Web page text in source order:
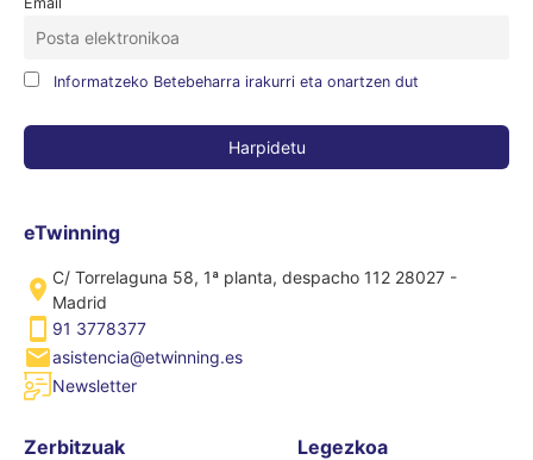
Informatzeko Betebeharra irakurri eta onartzen dut
eTwinning
C/ Torrelaguna 58, 1ª planta, despacho 112 28027 -
Madrid
91 3778377
asistencia@etwinning.es
Newsletter
Zerbitzuak Legezkoa